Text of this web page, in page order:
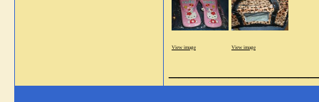
View image View image